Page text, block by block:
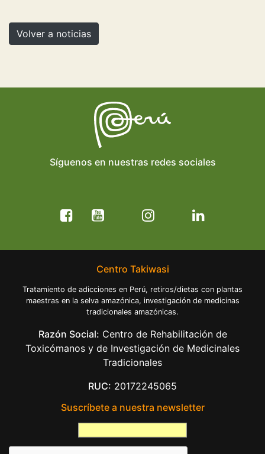
Volver a noticias
Síguenos en nuestras redes sociales
Centro Takiwasi
Tratamiento de adicciones en Perú, retiros/dietas con plantas
maestras en la selva amazónica, investigación de medicinas
tradicionales amazónicas.
Razón Social: Centro de Rehabilitación de
Toxicómanos y de Investigación de Medicinales
Tradicionales
RUC: 20172245065
Suscríbete a nuestra newsletter